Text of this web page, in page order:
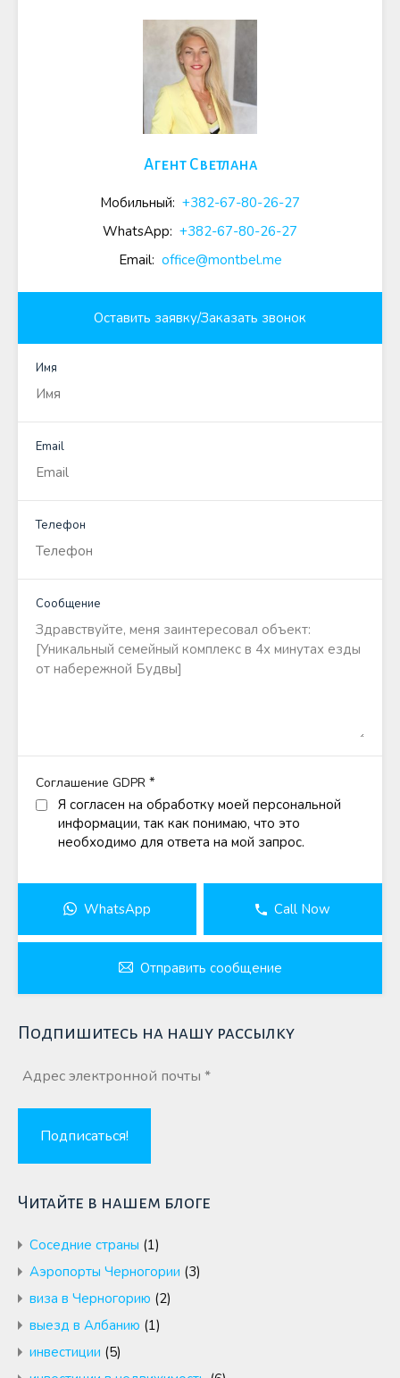
Агент Светлана
Мобильный: +382-67-80-26-27
WhatsApp: +382-67-80-26-27
Email: office@montbel.me
Оставить заявку/Заказать звонок
Имя
Email
Телефон
Сообщение
Соглашение GDPR *
Я согласен на обработку моей персональной
информации, так как понимаю, что это
необходимо для ответа на мой запрос.
WhatsApp Call Now
Отправить сообщение
Подпишитесь на нашу рассылку
Читайте в нашем блоге
Cоседние страны (1)
Аэропорты Черногории (3)
виза в Черногорию (2)
выезд в Албанию (1)
инвестиции (5)